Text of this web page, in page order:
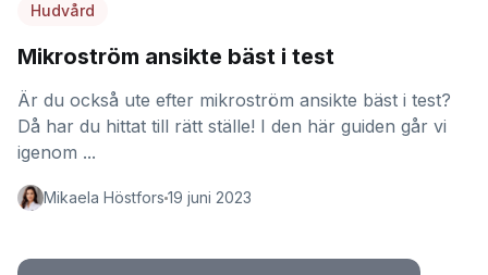
Hudvård
Mikroström ansikte bäst i test
Är du också ute efter mikroström ansikte bäst i test?
Då har du hittat till rätt ställe! I den här guiden går vi
igenom ...
Mikaela Höstfors 19 juni 2023